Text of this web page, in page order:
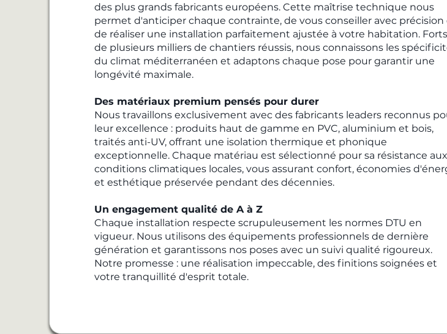
des plus grands fabricants européens. Cette maîtrise technique nous
permet d'anticiper chaque contrainte, de vous conseiller avec précision
de réaliser une installation parfaitement ajustée à votre habitation. Forts
de plusieurs milliers de chantiers réussis, nous connaissons les
du climat méditerranéen et adaptons chaque pose pour garantir une
longévité maximale.
Des matériaux premium pensés pour durer
Nous travaillons exclusivement avec des fabricants leaders reconnus
leur excellence : produits haut de gamme en PVC, aluminium et bois,
traités anti-UV, offrant une isolation thermique et phonique
exceptionnelle. Chaque matériau est sélectionné pour sa résistance aux
conditions climatiques locales, vous assurant confort, économies
et esthétique préservée pendant des décennies.
Un engagement qualité de A à Z
Chaque installation respecte scrupuleusement les normes DTU en
vigueur. Nous utilisons des équipements professionnels de dernière
génération et garantissons nos poses avec un suivi qualité rigoureux.
Notre promesse : une réalisation impeccable, des finitions soignées et
votre tranquillité d'esprit totale.